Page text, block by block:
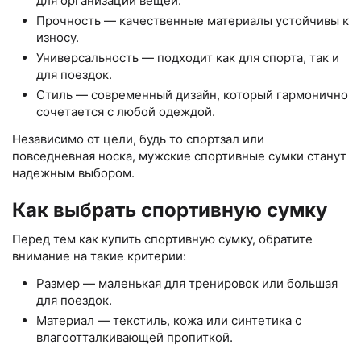
Прочность — качественные материалы устойчивы к
износу.
Универсальность — подходит как для спорта, так и
для поездок.
Стиль — современный дизайн, который гармонично
сочетается с любой одеждой.
Независимо от цели, будь то спортзал или
повседневная носка, мужские спортивные сумки станут
надежным выбором.
Как выбрать спортивную сумку
Перед тем как купить спортивную сумку, обратите
внимание на такие критерии:
Размер — маленькая для тренировок или большая
для поездок.
Материал — текстиль, кожа или синтетика с
влагоотталкивающей пропиткой.